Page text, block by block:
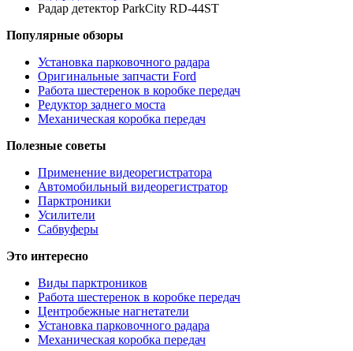
Радар детектор ParkCity RD-44ST
Популярные обзоры
Установка парковочного радара
Оригинальные запчасти Ford
Работа шестеренок в коробке передач
Редуктор заднего моста
Механическая коробка передач
Полезные советы
Применение видеорегистратора
Автомобильный видеорегистратор
Парктроники
Усилители
Cабвуферы
Это интересно
Виды парктроников
Работа шестеренок в коробке передач
Центробежные нагнетатели
Установка парковочного радара
Механическая коробка передач